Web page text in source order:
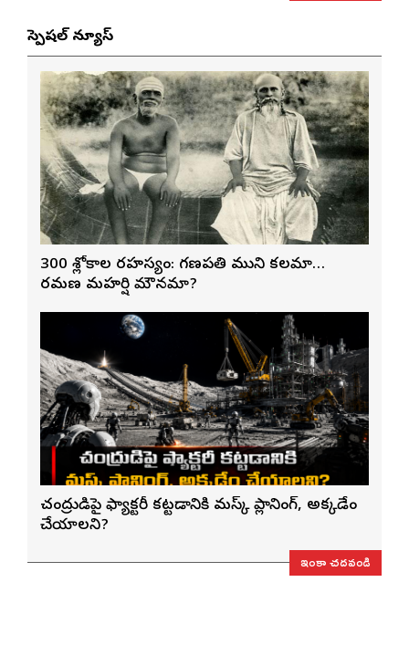
స్పెషల్ న్యూస్
300 శ్లోకాల రహస్యం: గణపతి ముని కలమా…
రమణ మహర్షి మౌనమా?
చంద్రుడిపై ఫ్యాక్టరీ కట్టడానికి మస్క్ ప్లానింగ్, అక్కడేం
చేయాలని?
ఇంకా చదవండి